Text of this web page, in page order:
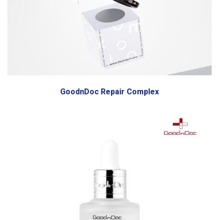
GoodnDoc Repair Complex